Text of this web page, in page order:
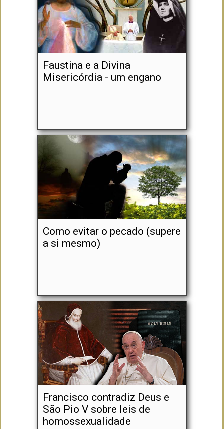
Faustina e a Divina
Misericórdia - um engano
Como evitar o pecado (supere
a si mesmo)
Francisco contradiz Deus e
São Pio V sobre leis de
homossexualidade